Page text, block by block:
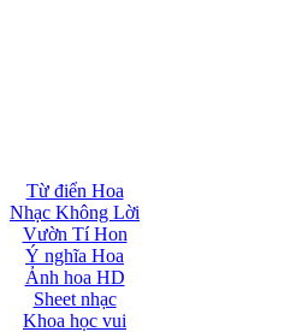
Từ điển Hoa
Nhạc Không Lời
Vườn Tí Hon
Ý nghĩa Hoa
Ảnh hoa HD
Sheet nhạc
Khoa học vui